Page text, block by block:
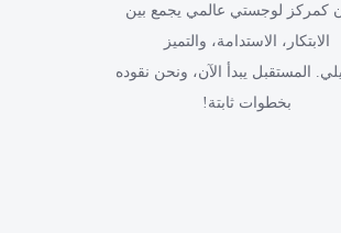
كمركز لوجستي عالمي يجمع بين
الابتكار، الاستدامة، والتميز
المستقبل يبدأ الآن، ونحن نقوده
بخطوات ثابتة!